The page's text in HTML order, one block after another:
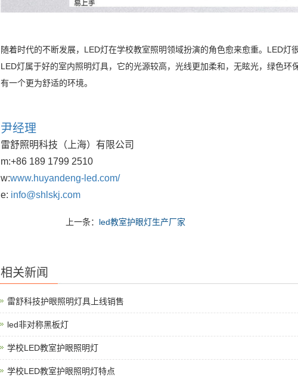
随着时代的不断发展，LED灯在学校教室照明领域扮演的角色愈来愈重。LED
LED灯属于好的室内照明灯具，它的光源较高，光线更加柔和，无眩光，绿色
有一个更为舒适的环境。
尹经理
雷舒照明科技（上海）有限公司
m:+86 189 1799 2510
w:www.huyandeng-led.com/
e: info@shlskj.com
上一条： led教室护眼灯生产厂家
相关新闻
雷舒科技护眼照明灯具上线销售
led非对称黑板灯
学校LED教室护眼照明灯
学校LED教室护眼照明灯特点